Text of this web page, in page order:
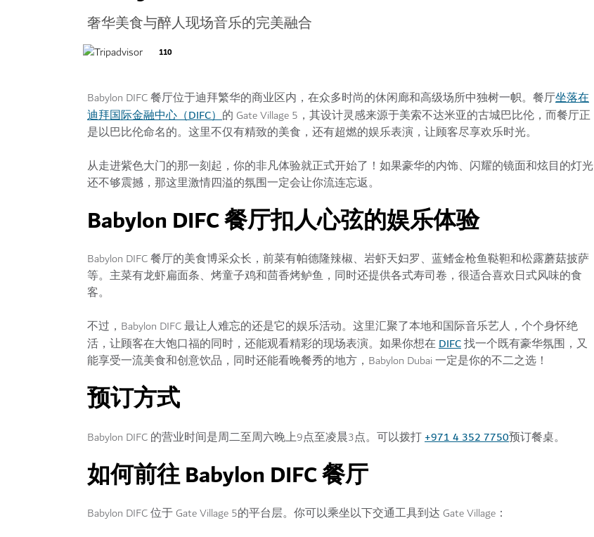
奢华美食与醉人现场音乐的完美融合
110
Babylon DIFC 餐厅位于迪拜繁华的商业区内，在众多时尚的休闲廊和高级场所中独树一帜。餐厅坐落在
迪拜国际金融中心（DIFC）的 Gate Village 5，其设计灵感来源于美索不达米亚的古城巴比伦，而餐厅正
是以巴比伦命名的。这里不仅有精致的美食，还有超燃的娱乐表演，让顾客尽享欢乐时光。
从走进紫色大门的那一刻起，你的非凡体验就正式开始了！如果豪华的内饰、闪耀的镜面和炫目的灯光
还不够震撼，那这里激情四溢的氛围一定会让你流连忘返。
Babylon DIFC 餐厅扣人心弦的娱乐体验
Babylon DIFC 餐厅的美食博采众长，前菜有帕德隆辣椒、岩虾天妇罗、蓝鳍金枪鱼鞑靼和松露蘑菇披萨
等。主菜有龙虾扁面条、烤童子鸡和茴香烤鲈鱼，同时还提供各式寿司卷，很适合喜欢日式风味的食
客。
不过，Babylon DIFC 最让人难忘的还是它的娱乐活动。这里汇聚了本地和国际音乐艺人，个个身怀绝
活，让顾客在大饱口福的同时，还能观看精彩的现场表演。如果你想在DIFC找一个既有豪华氛围，又
能享受一流美食和创意饮品，同时还能看晚餐秀的地方，Babylon Dubai 一定是你的不二之选！
预订方式
Babylon DIFC 的营业时间是周二至周六晚上9点至凌晨3点。可以拨打+971 4 352 7750预订餐桌。
如何前往 Babylon DIFC 餐厅
Babylon DIFC 位于 Gate Village 5的平台层。你可以乘坐以下交通工具到达 Gate Village：